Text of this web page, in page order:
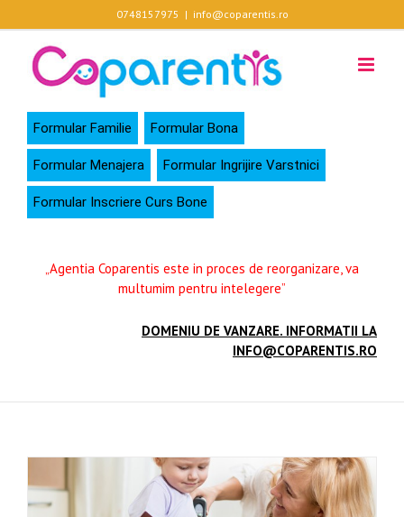
to
content
0748157975 | info@coparentis.ro
Formular Familie Formular Bona
Formular Menajera Formular Ingrijire Varstnici
Formular Inscriere Curs Bone
„Agentia Coparentis este in proces de reorganizare, va
multumim pentru intelegere”
DOMENIU DE VANZARE. INFORMATII LA
INFO@COPARENTIS.RO